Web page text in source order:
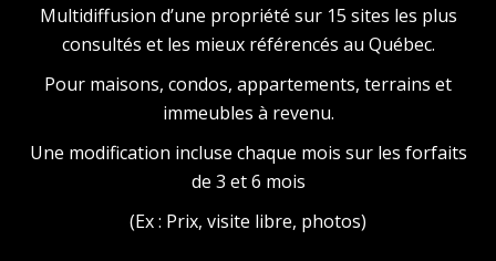
Multidiffusion d’une propriété sur 15 sites les plus
consultés et les mieux référencés au Québec.
Pour maisons, condos, appartements, terrains et
immeubles à revenu.
Une modification incluse chaque mois sur les forfaits
de 3 et 6 mois
(Ex : Prix, visite libre, photos)